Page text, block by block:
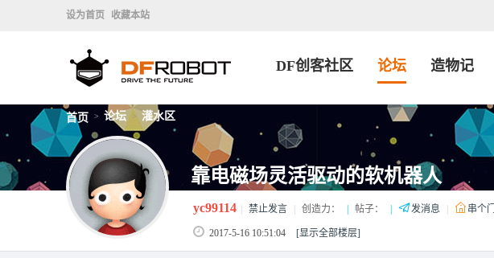
设为首页 收藏本站
DF创客社区 论坛 造物记
首页 > 论坛 > 灌水区
靠电磁场灵活驱动的软机器人
yc99114 禁止发言 创造力： 帖子： 发消息 串个门
2017-5-16 10:51:04 [显示全部楼层]